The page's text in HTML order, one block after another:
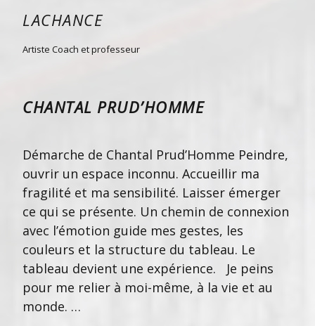
LACHANCE
Artiste Coach et professeur
CHANTAL PRUD’HOMME
Démarche de Chantal Prud’Homme Peindre,
ouvrir un espace inconnu. Accueillir ma
fragilité et ma sensibilité. Laisser émerger
ce qui se présente. Un chemin de connexion
avec l’émotion guide mes gestes, les
couleurs et la structure du tableau. Le
tableau devient une expérience. Je peins
pour me relier à moi-même, à la vie et au
monde. …